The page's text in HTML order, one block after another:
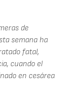
de
semana ha
fatal,
cuando el
en cesárea